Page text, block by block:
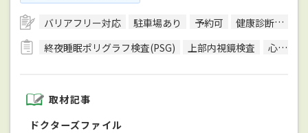
バリアフリー対応 駐車場あり 予約可 健康診断対応
終夜睡眠ポリグラフ検査(PSG)
上部内視鏡検査 心電図検査
取材記事
ドクターズファイル